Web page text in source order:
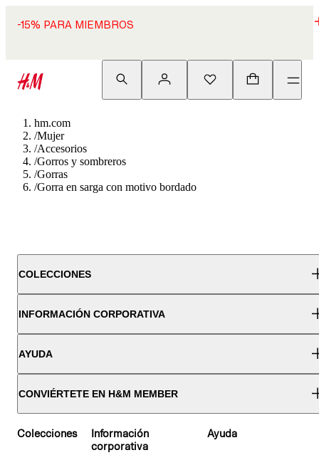
-15% PARA MIEMBROS
hm.com
/Mujer
/Accesorios
/Gorros y sombreros
/Gorras
/Gorra en sarga con motivo bordado
COLECCIONES
INFORMACIÓN CORPORATIVA
AYUDA
CONVIÉRTETE EN H&M MEMBER
Colecciones
Información
corporativa
Ayuda